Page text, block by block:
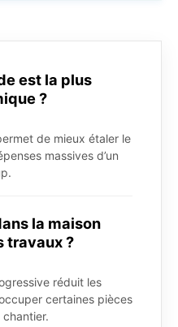
est la plus
?
de mieux étaler le
massives d’un
la maison
travaux ?
réduit les
certaines pièces